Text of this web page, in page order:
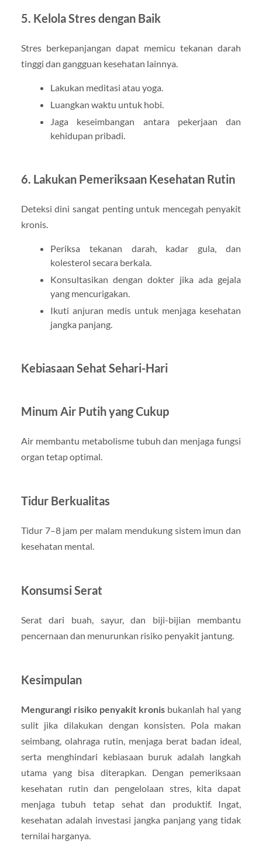
5. Kelola Stres dengan Baik
Stres berkepanjangan dapat memicu tekanan darah
tinggi dan gangguan kesehatan lainnya.
Lakukan meditasi atau yoga.
Luangkan waktu untuk hobi.
Jaga keseimbangan antara pekerjaan dan
kehidupan pribadi.
6. Lakukan Pemeriksaan Kesehatan Rutin
Deteksi dini sangat penting untuk mencegah penyakit
kronis.
Periksa tekanan darah, kadar gula, dan
kolesterol secara berkala.
Konsultasikan dengan dokter jika ada gejala
yang mencurigakan.
Ikuti anjuran medis untuk menjaga kesehatan
jangka panjang.
Kebiasaan Sehat Sehari-Hari
Minum Air Putih yang Cukup
Air membantu metabolisme tubuh dan menjaga fungsi
organ tetap optimal.
Tidur Berkualitas
Tidur 7–8 jam per malam mendukung sistem imun dan
kesehatan mental.
Konsumsi Serat
Serat dari buah, sayur, dan biji-bijian membantu
pencernaan dan menurunkan risiko penyakit jantung.
Kesimpulan
Mengurangi risiko penyakit kronis bukanlah hal yang
sulit jika dilakukan dengan konsisten. Pola makan
seimbang, olahraga rutin, menjaga berat badan ideal,
serta menghindari kebiasaan buruk adalah langkah
utama yang bisa diterapkan. Dengan pemeriksaan
kesehatan rutin dan pengelolaan stres, kita dapat
menjaga tubuh tetap sehat dan produktif. Ingat,
kesehatan adalah investasi jangka panjang yang tidak
ternilai harganya.